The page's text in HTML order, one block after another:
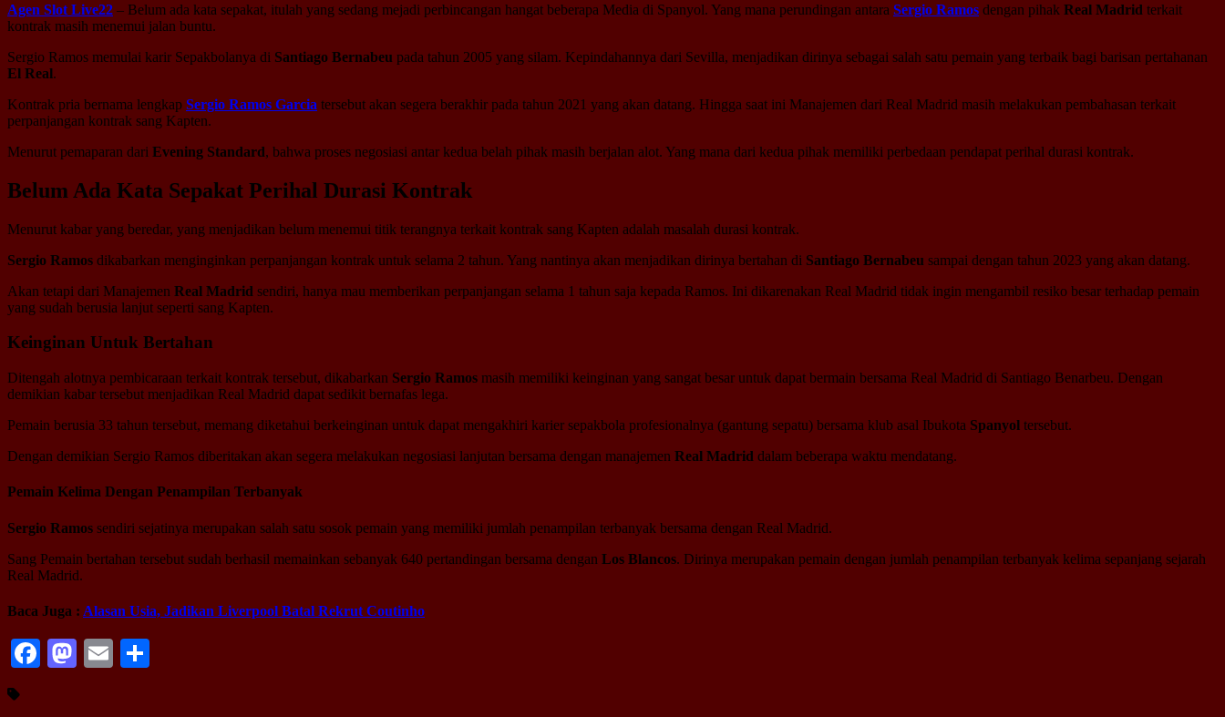
Agen Slot Live22 – Belum ada kata sepakat, itulah yang sedang mejadi perbincangan hangat beberapa Media di Spanyol. Yang mana perundingan antara Sergio Ramos dengan pihak Real Madrid terkait
kontrak masih menemui jalan buntu.
Sergio Ramos memulai karir Sepakbolanya di Santiago Bernabeu pada tahun 2005 yang silam. Kepindahannya dari Sevilla, menjadikan dirinya sebagai salah satu pemain yang terbaik bagi barisan pertahanan
El Real.
Kontrak pria bernama lengkap Sergio Ramos Garcia tersebut akan segera berakhir pada tahun 2021 yang akan datang. Hingga saat ini Manajemen dari Real Madrid masih melakukan pembahasan terkait
perpanjangan kontrak sang Kapten.
Menurut pemaparan dari Evening Standard, bahwa proses negosiasi antar kedua belah pihak masih berjalan alot. Yang mana dari kedua pihak memiliki perbedaan pendapat perihal durasi kontrak.
Belum Ada Kata Sepakat Perihal Durasi Kontrak
Menurut kabar yang beredar, yang menjadikan belum menemui titik terangnya terkait kontrak sang Kapten adalah masalah durasi kontrak.
Sergio Ramos dikabarkan menginginkan perpanjangan kontrak untuk selama 2 tahun. Yang nantinya akan menjadikan dirinya bertahan di Santiago Bernabeu sampai dengan tahun 2023 yang akan datang.
Akan tetapi dari Manajemen Real Madrid sendiri, hanya mau memberikan perpanjangan selama 1 tahun saja kepada Ramos. Ini dikarenakan Real Madrid tidak ingin mengambil resiko besar terhadap pemain
yang sudah berusia lanjut seperti sang Kapten.
Keinginan Untuk Bertahan
Ditengah alotnya pembicaraan terkait kontrak tersebut, dikabarkan Sergio Ramos masih memiliki keinginan yang sangat besar untuk dapat bermain bersama Real Madrid di Santiago Benarbeu. Dengan
demikian kabar tersebut menjadikan Real Madrid dapat sedikit bernafas lega.
Pemain berusia 33 tahun tersebut, memang diketahui berkeinginan untuk dapat mengakhiri karier sepakbola profesionalnya (gantung sepatu) bersama klub asal Ibukota Spanyol tersebut.
Dengan demikian Sergio Ramos diberitakan akan segera melakukan negosiasi lanjutan bersama dengan manajemen Real Madrid dalam beberapa waktu mendatang.
Pemain Kelima Dengan Penampilan Terbanyak
Sergio Ramos sendiri sejatinya merupakan salah satu sosok pemain yang memiliki jumlah penampilan terbanyak bersama dengan Real Madrid.
Sang Pemain bertahan tersebut sudah berhasil memainkan sebanyak 640 pertandingan bersama dengan Los Blancos. Dirinya merupakan pemain dengan jumlah penampilan terbanyak kelima sepanjang sejarah
Real Madrid.
Baca Juga : Alasan Usia, Jadikan Liverpool Batal Rekrut Coutinho
Facebook
Mastodon
Email